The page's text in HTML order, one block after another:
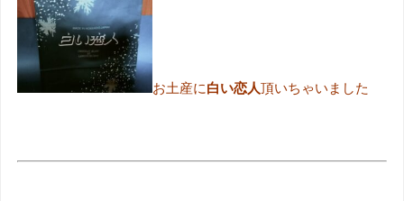
お土産に白い恋人頂いちゃいました